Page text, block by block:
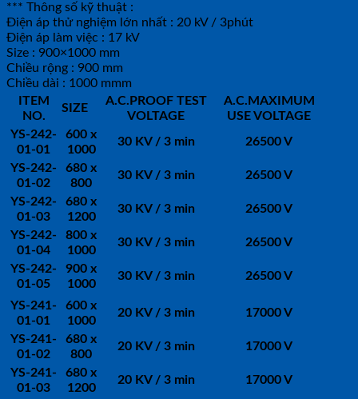
*** Thông số kỹ thuật :
Điện áp thử nghiệm lớn nhất : 20 kV / 3phút
Điện áp làm việc : 17 kV
Size : 900×1000 mm
Chiều rộng : 900 mm
Chiều dài : 1000 mmm
ITEM
NO.
SIZE
A.C.PROOF TEST
VOLTAGE
A.C.MAXIMUM
USE VOLTAGE
YS-242-
01-01
600 x
1000
30 KV / 3 min 26500 V
YS-242-
01-02
680 x
800
30 KV / 3 min 26500 V
YS-242-
01-03
680 x
1200
30 KV / 3 min 26500 V
YS-242-
01-04
800 x
1000
30 KV / 3 min 26500 V
YS-242-
01-05
900 x
1000
30 KV / 3 min 26500 V
YS-241-
01-01
600 x
1000
20 KV / 3 min 17000 V
YS-241-
01-02
680 x
800
20 KV / 3 min 17000 V
YS-241-
01-03
680 x
1200
20 KV / 3 min 17000 V